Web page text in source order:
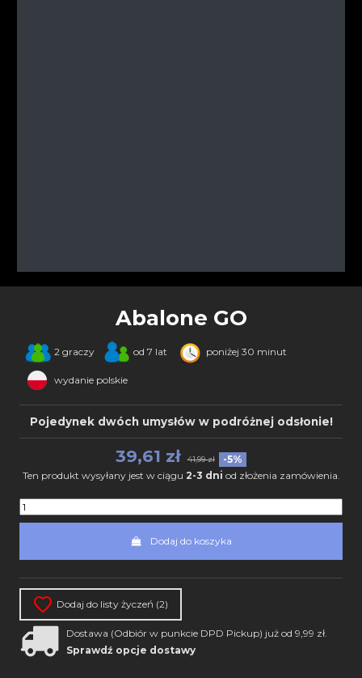
Abalone GO
2 graczy od 7 lat poniżej 30 minut
wydanie polskie
Pojedynek dwóch umysłów w podróżnej odsłonie!
39,61 zł 41,99 zł
-5%
Ten produkt wysyłany jest w ciągu 2-3 dni od złożenia zamówienia.
Dodaj do koszyka
Dodaj do listy życzeń (2)
Dostawa (Odbiór w punkcie DPD Pickup) już od 9,99 zł.
Sprawdź opcje dostawy